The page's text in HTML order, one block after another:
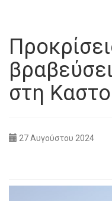
στη
27 Αυγούστου 2024